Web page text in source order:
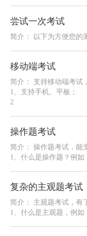
尝试一次考试
移动端考试
1、支持手机、平板；
2
操作题考试
1、什么是操作题？例如
复杂的主观题考试
1、什么是主观题，例如